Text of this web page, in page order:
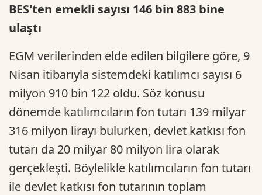
BES'ten emekli sayısı 146 bin 883 bine
ulaştı
EGM verilerinden elde edilen bilgilere göre, 9
Nisan itibarıyla sistemdeki katılımcı sayısı 6
milyon 910 bin 122 oldu. Söz konusu
dönemde katılımcıların fon tutarı 139 milyar
316 milyon lirayı bulurken, devlet katkısı fon
tutarı da 20 milyar 80 milyon lira olarak
gerçekleşti. Böylelikle katılımcıların fon tutarı
ile devlet katkısı fon tutarının toplam